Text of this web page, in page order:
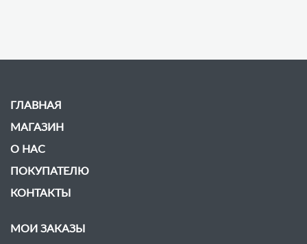
ГЛАВНАЯ
МАГАЗИН
О НАС
ПОКУПАТЕЛЮ
КОНТАКТЫ
МОИ ЗАКАЗЫ